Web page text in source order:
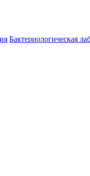
Бактериологическая